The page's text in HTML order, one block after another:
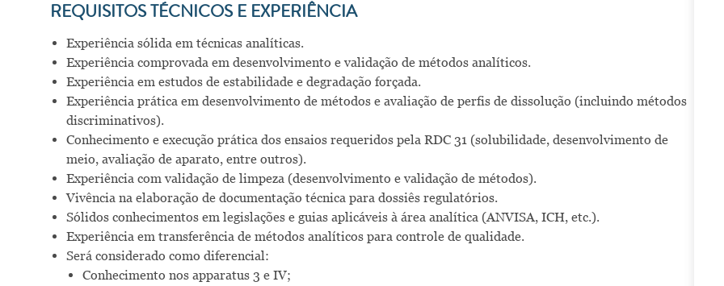
REQUISITOS TÉCNICOS E EXPERIÊNCIA
Experiência sólida em técnicas analíticas.
Experiência comprovada em desenvolvimento e validação de métodos analíticos.
Experiência em estudos de estabilidade e degradação forçada.
Experiência prática em desenvolvimento de métodos e avaliação de perfis de dissolução (incluindo métodos
discriminativos).
Conhecimento e execução prática dos ensaios requeridos pela RDC 31 (solubilidade, desenvolvimento de
meio, avaliação de aparato, entre outros).
Experiência com validação de limpeza (desenvolvimento e validação de métodos).
Vivência na elaboração de documentação técnica para dossiês regulatórios.
Sólidos conhecimentos em legislações e guias aplicáveis à área analítica (ANVISA, ICH, etc.).
Experiência em transferência de métodos analíticos para controle de qualidade.
Será considerado como diferencial:
Conhecimento nos apparatus 3 e IV;